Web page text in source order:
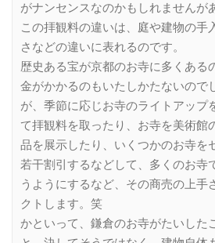
がナンセンスなのかもしれませんが
この拝観料の違いは、庭や建物の手
さなどの違いに表れるのです。
歴史ある宝が京都のお寺に多くある
金がかかるのもいたしかたないので
が、季節に応じお寺のライトアップ
て拝観料を取ったり、お寺を美術館
品を展示したり、いくつかのお寺を
若干割引するなどして、多くのお寺
うようにするなど、その商売の上手
クトします。笑
かといって、鎌倉のお寺がたいした